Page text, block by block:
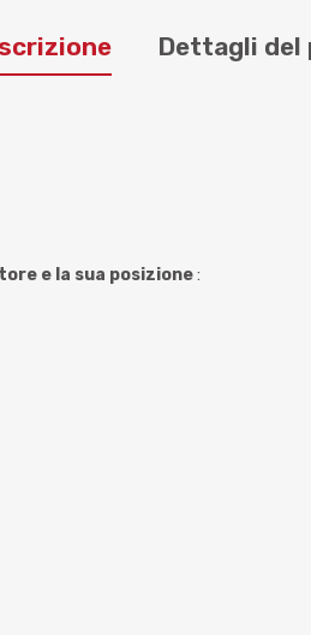
Dettagli
e la sua posizione: